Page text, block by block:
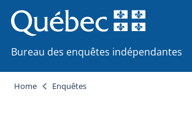
Bureau des enquêtes indépendantes
Home Enquêtes